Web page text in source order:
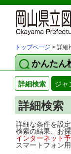
トップページ > 詳細
かんたん
詳細検索 ジャ
詳細検索
詳細な条件を設
検索の結果、お
インターネット
スマートフォン